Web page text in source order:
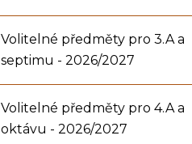
Volitelné předměty pro 3.A a
septimu - 2026/2027
Volitelné předměty pro 4.A a
oktávu - 2026/2027